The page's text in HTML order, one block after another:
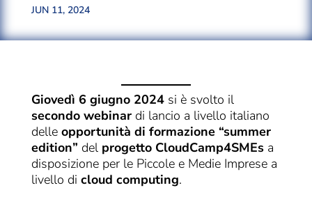
JUN 11, 2024
Giovedì 6 giugno 2024 si è svolto il
secondo webinar di lancio a livello italiano
delle opportunità di formazione “summer
edition” del progetto CloudCamp4SMEsa
disposizione per le Piccole e Medie Imprese a
livello di cloud computing.